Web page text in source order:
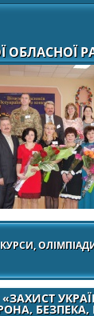
ОБЛАСНОЇ
«ЗАХИСТ
БЕЗПЕКА,